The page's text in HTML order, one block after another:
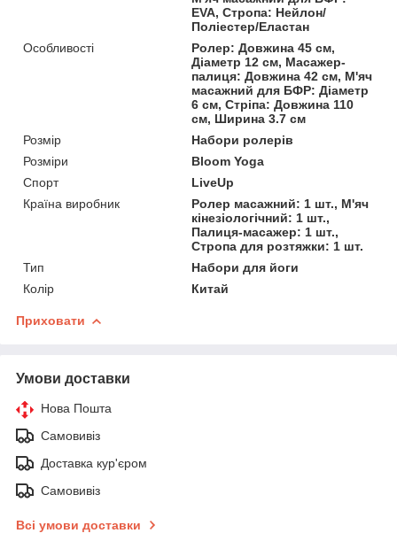
EVA, Стропа: Нейлон/
Поліестер/Еластан
Особливості
Ролер: Довжина 45 см,
Діаметр 12 см, Масажер-
палиця: Довжина 42 см, М'яч
масажний для БФР: Діаметр
6 см, Стріпа: Довжина 110
см, Ширина 3.7 см
Розмір
Набори ролерів
Розміри
Bloom Yoga
Спорт
LiveUp
Країна виробник
Ролер масажний: 1 шт., М'яч
кінезіологічний: 1 шт.,
Палиця-масажер: 1 шт.,
Стропа для розтяжки: 1 шт.
Тип
Набори для йоги
Колір
Китай
Приховати
Умови доставки
Нова Пошта
Самовивіз
Доставка кур'єром
Самовивіз
Всі умови доставки